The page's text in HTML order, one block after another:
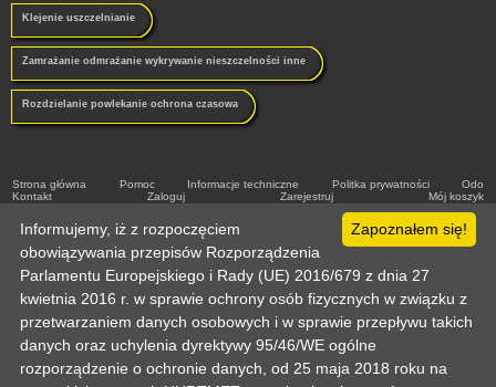
Klejenie uszczelnianie
Zamrażanie odmrażanie wykrywanie nieszczelności inne
Rozdzielanie powlekanie ochrona czasowa
Strona główna Pomoc Informacje techniczne Politka prywatności
Odo
Kontakt
Zaloguj Zarejestruj Mój koszyk
Copyright © 2003-2026 by :: HURTMET.PL :: Wszelkie prawa zastrzeżone
Publikowanie materiałów (w tym grafiki) tylko za zgodą HURTMET.PL
Regulamin
Zapoznałem się!
Informujemy, iż z rozpoczęciem
obowiązywania przepisów Rozporządzenia
Parlamentu Europejskiego i Rady (UE) 2016/679 z dnia 27
kwietnia 2016 r. w sprawie ochrony osób fizycznych w związku z
przetwarzaniem danych osobowych i w sprawie przepływu takich
danych oraz uchylenia dyrektywy 95/46/WE ogólne
rozporządzenie o ochronie danych, od 25 maja 2018 roku na